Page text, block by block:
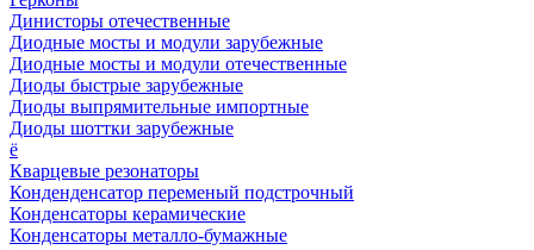
Динисторы отечественные
Диодные мосты и модули зарубежные
Диодные мосты и модули отечественные
Диоды быстрые зарубежные
Диоды выпрямительные импортные
Диоды шоттки зарубежные
ё
Кварцевые резонаторы
Конденденсатор переменый подстрочный
Конденсаторы керамические
Конденсаторы металло-бумажные